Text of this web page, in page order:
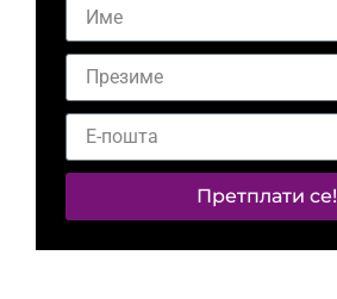
Претплати се!